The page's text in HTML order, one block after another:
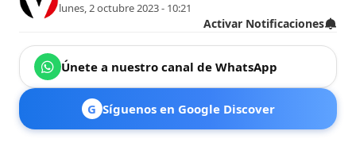
lunes, 2 octubre 2023 - 10:21
Activar Notificaciones
Únete a nuestro canal de WhatsApp
G Síguenos en Google Discover